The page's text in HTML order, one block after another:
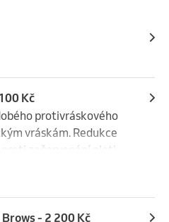
Kč
protivráskového
vráskám. Redukce
začervenání pleti -
tedy přidání krku +
- 2 200 Kč